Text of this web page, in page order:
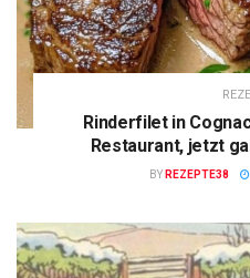
Rinderfilet in
Restaurant, jetzt
BY REZEPTE38